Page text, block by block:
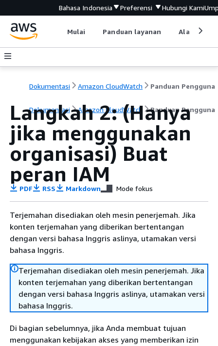
Bahasa Indonesia Preferensi Hubungi Kami
Mulai Panduan layanan Alat
Dokumentasi Amazon CloudWatch Panduan Pengguna
Dokumentasi Amazon CloudWatch Panduan Pengguna
Langkah 2: (Hanya
jika menggunakan
organisasi) Buat
peran IAM
PDF RSS Markdown Mode fokus
Terjemahan disediakan oleh mesin penerjemah. Jika
konten terjemahan yang diberikan bertentangan
dengan versi bahasa Inggris aslinya, utamakan versi
bahasa Inggris.
Terjemahan disediakan oleh mesin penerjemah. Jika
konten terjemahan yang diberikan bertentangan
dengan versi bahasa Inggris aslinya, utamakan versi
bahasa Inggris.
Di bagian sebelumnya, jika Anda membuat tujuan
menggunakan kebijakan akses yang memberikan izin